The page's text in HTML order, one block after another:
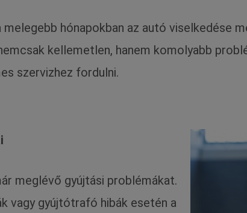
hónapokban az autó viselkedése
kellemetlen, hanem komolyabb
szervizhez fordulni.
meglévő gyújtási problémákat.
vagy gyújtótrafó hibák esetén a